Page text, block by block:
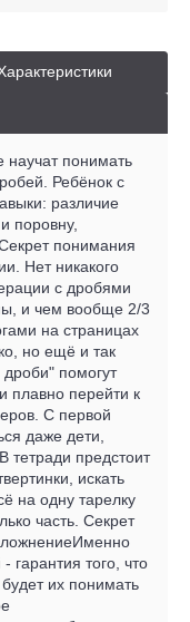
научат понимать
Ребёнок с
различие
поровну,
понимания
Нет никакого
с дробями
и чем вообще 2/3
на страницах
но ещё и так
помогут
плавно перейти к
С первой
даже дети,
тетради предстоит
искать
на одну тарелку
часть. Секрет
гарантия того, что
их понимать